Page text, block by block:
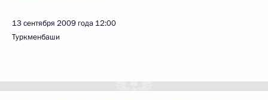
13 сентября 2009 года 12:00
Туркменбаши